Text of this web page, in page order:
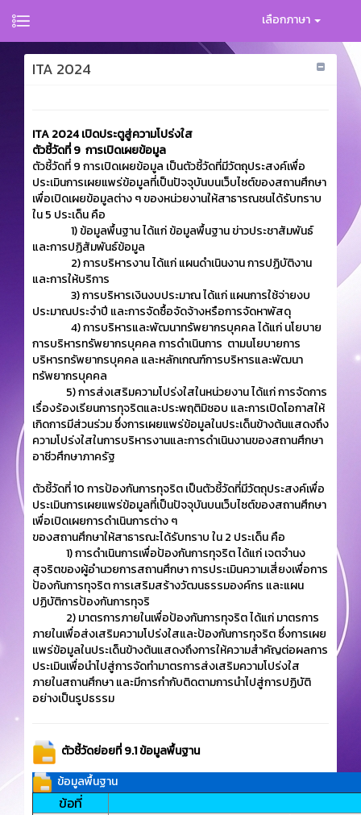
เลือกภาษา
ITA 2024
ITA 2024 เปิดประตูสู่ความโปร่งใส
ตัวชี้วัดที่ 9 การเปิดเผยข้อมูล
ตัวชี้วัดที่ 9 การเปิดเผยข้อมูล เป็นตัวชี้วัดที่มีวัตถุประสงค์เพื่อ
ประเมินการเผยแพร่ข้อมูลที่เป็นปัจจุบันบนเว็บไซต์ของสถานศึกษา
เพื่อเปิดเผยข้อมูลต่าง ๆ ของหน่วยงานให้สาธารณชนได้รับทราบ
ใน 5 ประเด็น คือ
1) ข้อมูลพื้นฐาน ได้แก่ ข้อมูลพื้นฐาน ข่าวประชาสัมพันธ์
และการปฏิสัมพันธ์ข้อมูล
2) การบริหารงาน ได้แก่ แผนดำเนินงาน การปฏิบัติงาน
และการให้บริการ
3) การบริหารเงินงบประมาณ ได้แก่ แผนการใช้จ่ายงบ
ประมาณประจำปี และการจัดซื้อจัดจ้างหรือการจัดหาพัสดุ
4) การบริหารและพัฒนาทรัพยากรบุคคล ได้แก่ นโยบาย
การบริหารทรัพยากรบุคคล การดำเนินการ ตามนโยบายการ
บริหารทรัพยากรบุคคล และหลักเกณฑ์การบริหารและพัฒนา
ทรัพยากรบุคคล
5) การส่งเสริมความโปร่งใสในหน่วยงาน ได้แก่ การจัดการ
เรื่องร้องเรียนการทุจริตและประพฤติมิชอบ และการเปิดโอกาสให้
เกิดการมีส่วนร่วม ซึ่งการเผยแพร่ข้อมูลในประเด็นข้างต้นแสดงถึง
ความโปร่งใสในการบริหารงานและการดำเนินงานของสถานศึกษา
อาชีวศึกษาภาครัฐ
ตัวชี้วัดที่ 10 การป้องกันการทุจริต เป็นตัวชี้วัดที่มีวัตถุประสงค์เพื่อ
ประเมินการเผยแพร่ข้อมูลที่เป็นปัจจุบันบนเว็บไซต์ของสถานศึกษา
เพื่อเปิดเผยการดำเนินการต่าง ๆ
ของสถานศึกษาให้สาธารณะได้รับทราบ ใน 2 ประเด็น คือ
1) การดำเนินการเพื่อป้องกันการทุจริต ได้แก่ เจตจำนง
สุจริตของผู้อำนวยการสถานศึกษา การประเมินความเสี่ยงเพื่อการ
ป้องกันการทุจริต การเสริมสร้างวัฒนธรรมองค์กร และแผน
ปฏิบัติการป้องกันการทุจริ
2) มาตรการภายในเพื่อป้องกันการทุจริต ได้แก่ มาตรการ
ภายในเพื่อส่งเสริมความโปร่งใสและป้องกันการทุจริต ซึ่งการเผย
แพร่ข้อมูลในประเด็นข้างต้นแสดงถึงการให้ความสำคัญต่อผลการ
ประเมินเพื่อนำไปสู่การจัดทำมาตรการส่งเสริมความโปร่งใส
ภายในสถานศึกษา และมีการกำกับติดตามการนำไปสู่การปฏิบัติ
อย่างเป็นรูปธรรม
ตัวชี้วัดย่อยที่ 9.1 ข้อมูลพื้นฐาน
ข้อมูลพื้นฐาน
ข้อที่